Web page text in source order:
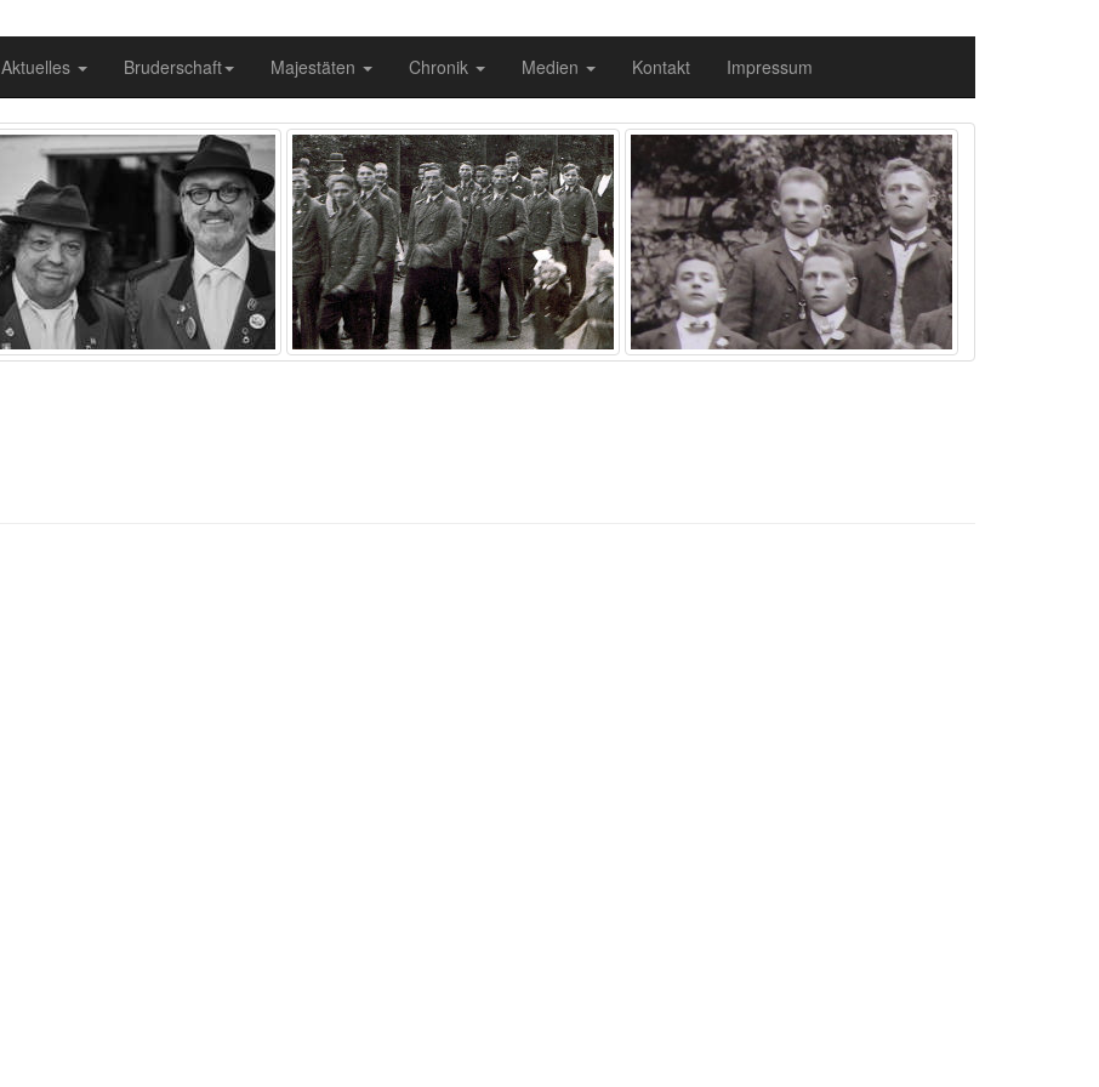
Aktuelles Bruderschaft Majestäten Chronik Medien Kontakt Impressum